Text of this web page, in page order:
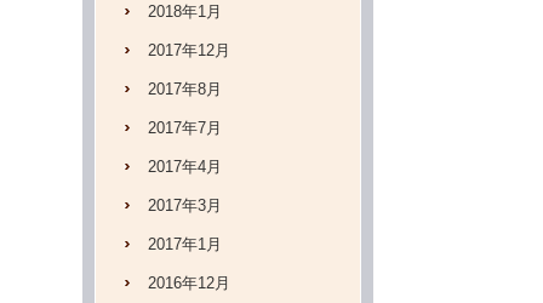
2018年1月
2017年12月
2017年8月
2017年7月
2017年4月
2017年3月
2017年1月
2016年12月